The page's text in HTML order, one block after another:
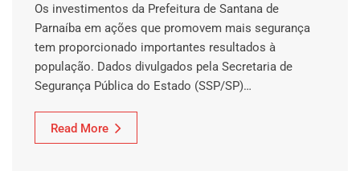
Os investimentos da Prefeitura de Santana de
Parnaíba em ações que promovem mais segurança
tem proporcionado importantes resultados à
população. Dados divulgados pela Secretaria de
Segurança Pública do Estado (SSP/SP)…
Read More